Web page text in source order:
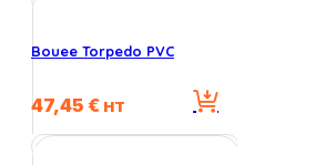
produit
peuvent
être
choisies
Bouee Torpedo PVC
47,45 € HT